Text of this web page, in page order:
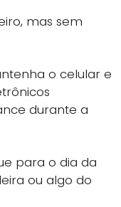
mas sem
o celular e
durante a
para o dia da
ou algo do